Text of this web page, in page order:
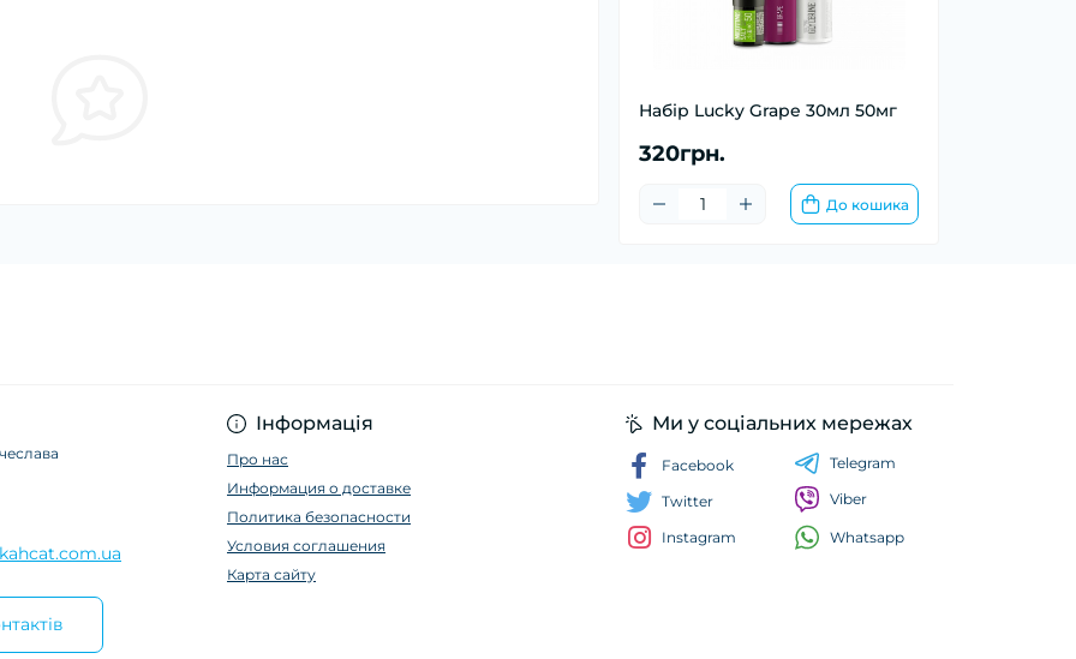
Набір Lucky Grape 30мл 50мг
320грн.
До кошика
Інформація
Про нас
Информация о доставке
Политика безопасности
Условия соглашения
Карта сайту
Ми у соціальних мережах
Facebook
Twitter
Instagram
Telegram
Viber
Whatsapp